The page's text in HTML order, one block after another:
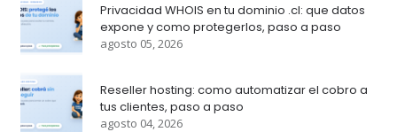
Privacidad WHOIS en tu dominio .cl: que datos
expone y como protegerlos, paso a paso
agosto 05, 2026
Reseller hosting: como automatizar el cobro a
tus clientes, paso a paso
agosto 04, 2026